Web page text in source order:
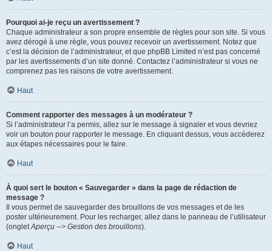
Pourquoi ai-je reçu un avertissement ?
Chaque administrateur a son propre ensemble de règles pour son site. Si vous
avez dérogé à une règle, vous pouvez recevoir un avertissement. Notez que
c’est la décision de l’administrateur, et que phpBB Limited n’est pas concerné
par les avertissements d’un site donné. Contactez l’administrateur si vous ne
comprenez pas les raisons de votre avertissement.
Haut
Comment rapporter des messages à un modérateur ?
Si l’administrateur l’a permis, allez sur le message à signaler et vous devriez
voir un bouton pour rapporter le message. En cliquant dessus, vous accéderez
aux étapes nécessaires pour le faire.
Haut
À quoi sert le bouton « Sauvegarder » dans la page de rédaction de
message ?
Il vous permet de sauvegarder des brouillons de vos messages et de les
poster ultérieurement. Pour les recharger, allez dans le panneau de l’utilisateur
(onglet Aperçu --> Gestion des brouillons).
Haut